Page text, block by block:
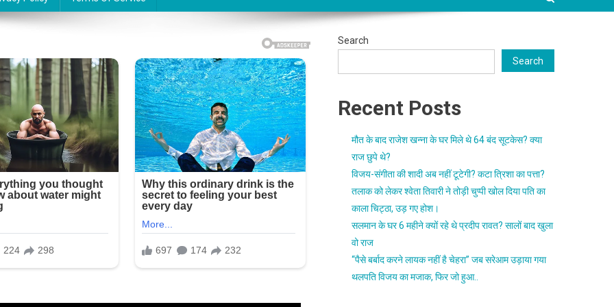
Search
Search
Recent Posts
मौत के बाद राजेश खन्ना के घर मिले थे 64 बंद सूटकेस? क्या
राज छुपे थे?
विजय-संगीता की शादी अब नहीं टूटेगी? कटा त्रिशा का पत्ता?
तलाक को लेकर श्वेता तिवारी ने तोड़ी चुप्पी खोल दिया पति का
काला चिट्ठा, उड़ गए होश।
सलमान के घर 6 महीने क्यों रहे थे प्रदीप रावत? सालों बाद खुला
वो राज
“पैसे बर्बाद करने लायक नहीं है चेहरा” जब सरेआम उड़ाया गया
थलपति विजय का मजाक, फिर जो हुआ..